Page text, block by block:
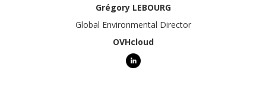
Grégory LEBOURG
Global Environmental Director
OVHcloud